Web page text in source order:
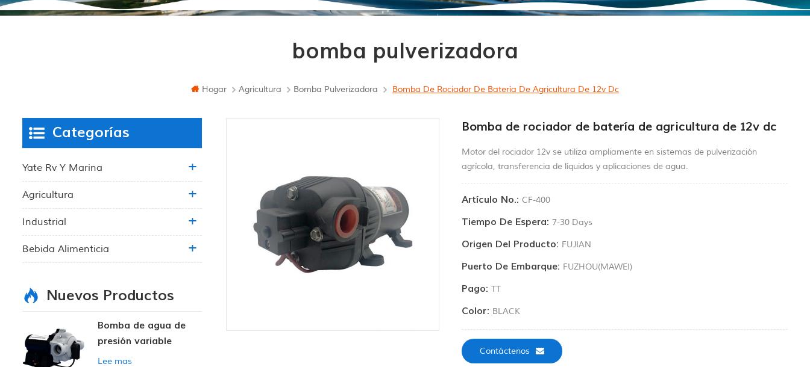
bomba pulverizadora
Hogar Agricultura Bomba Pulverizadora Bomba De Rociador De Batería De Agricultura De 12v Dc
Bomba de rociador de batería de agricultura de 12v dc
Motor del rociador 12v se utiliza ampliamente en sistemas de pulverización
agrícola, transferencia de líquidos y aplicaciones de agua.
Artículo No.: CF-400
Tiempo De Espera: 7-30 Days
Origen Del Producto: FUJIAN
Puerto De Embarque: FUZHOU(MAWEI)
Pago: TT
Color: BLACK
Contáctenos
Categorías
Yate Rv Y Marina
Agricultura
Industrial
Bebida Alimenticia
Nuevos Productos
Bomba de agua de
presión variable
inteligente
Lee mas